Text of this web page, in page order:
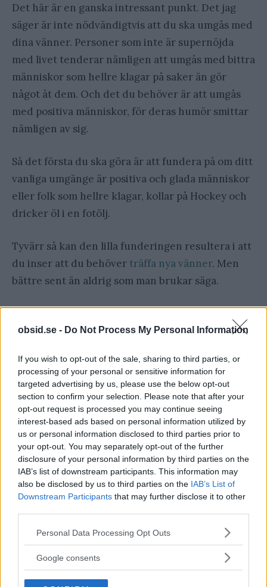
obsid.se - Do Not Process My Personal Information
If you wish to opt-out of the sale, sharing to third parties, or
processing of your personal or sensitive information for
targeted advertising by us, please use the below opt-out
section to confirm your selection. Please note that after your
opt-out request is processed you may continue seeing
interest-based ads based on personal information utilized by
us or personal information disclosed to third parties prior to
your opt-out. You may separately opt-out of the further
disclosure of your personal information by third parties on the
IAB’s list of downstream participants. This information may
also be disclosed by us to third parties on the IAB’s List of
Downstream Participants that may further disclose it to other
Please note that this website/app uses one or more Google
not limited to your visit or usage behaviour. You may click to
use your data for below specified purposes in below Google
Personal Data Processing Opt Outs
Google consents
Det här är en ganska intressant punkt. Det jag
säger är inte nödvändigtvis att du ska umgås med
dina vänner. Personer som inte är supernöjda
med livet tenderar nämligen att umgås med bittra
människor som hellre klagar på saker än gör
något åt dem. Och det du behöver är att umgås
med positiva människor, för deras humör smittar
nämligen av sig.
Så det första du ska göra är att fundera på om ditt
vanliga umgänge är positiva och glada människor
eller folk som hellre klagar, kollar på Hockey och
dricker öl i en fotölj.
Tyvärr så kan den lilla funderingen resultera i att
du inser att du behöver träffa nya vänner. Men
bättre sent än aldrig som man brukar säga.
verkligheten
Sociala Medier kan vara ett fantastiskt redskap
för att hålla kontakten med alla de vänner som du
annars kanske hade glidit ifrån. Men hur bra de
än är så kvarstår fortfarande faktumet att Sociala
Medier är en riktig tjuv när det gäller fokus och
jämna dopaminnivåer.
Anledningen till att många har så svårt att hålla
notifikation, en like eller en kommentar så frigörs
det en liten dos dopaminer i hjärnan. Som vi alla
vet så är dopaminer kroppens egna lyckopiller. De
får oss att må bra och har som syfte att